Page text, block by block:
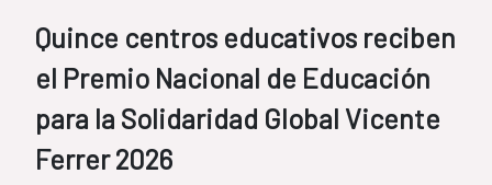
Quince centros educativos reciben
el Premio Nacional de Educación
para la Solidaridad Global Vicente
Ferrer 2026